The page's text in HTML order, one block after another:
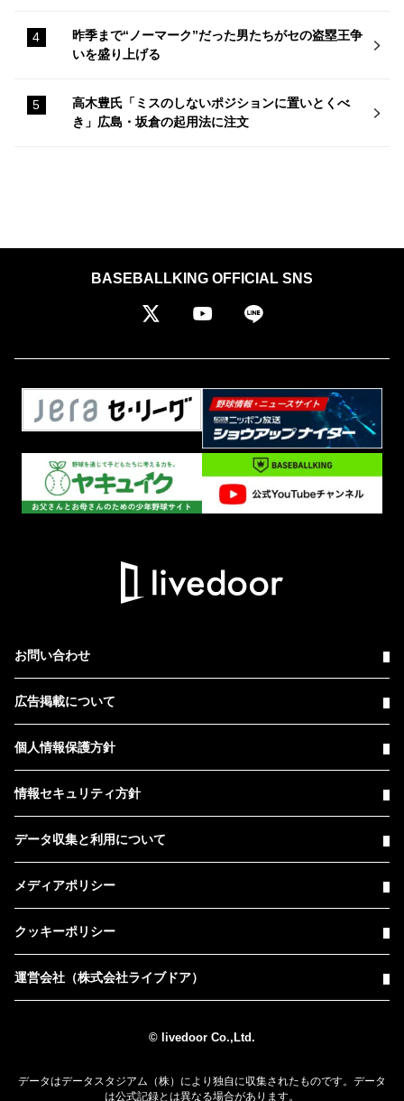
昨季まで“ノーマーク”だった男たちがセの盗塁王争
いを盛り上げる
高木豊氏「ミスのしないポジションに置いとくべ
き」広島・坂倉の起用法に注文
BASEBALLKING OFFICIAL SNS
お問い合わせ
広告掲載について
個人情報保護方針
情報セキュリティ方針
データ収集と利用について
メディアポリシー
クッキーポリシー
運営会社（株式会社ライブドア）
© livedoor Co.,Ltd.
データはデータスタジアム（株）により独自に収集されたものです。データ
は公式記録とは異なる場合があります。